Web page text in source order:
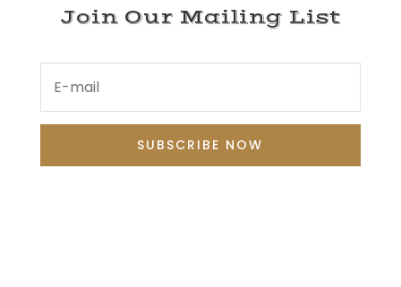
Join Our Mailing List
SUBSCRIBE NOW